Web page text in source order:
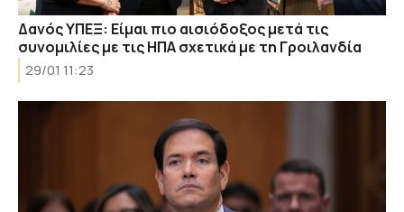
Δανός ΥΠΕΞ: Είμαι πιο αισιόδοξος μετά τις
συνομιλίες με τις ΗΠΑ σχετικά με τη Γροιλανδία
29/01 11:23